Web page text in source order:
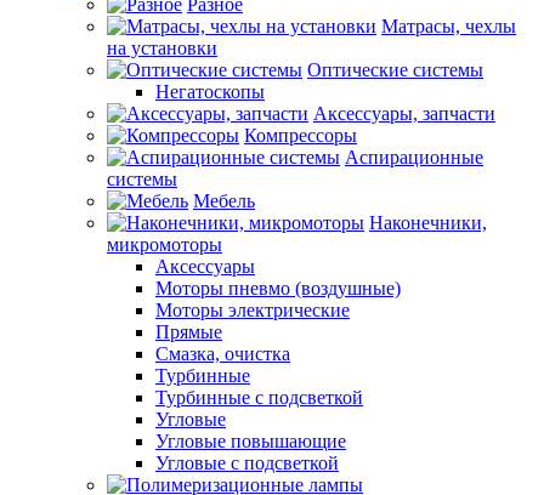
Разное
Матрасы, чехлы
на установки
Оптические системы
Негатоскопы
Аксессуары, запчасти
Компрессоры
Аспирационные
системы
Мебель
Наконечники,
микромоторы
Аксессуары
Моторы пневмо (воздушные)
Моторы электрические
Прямые
Смазка, очистка
Турбинные
Турбинные с подсветкой
Угловые
Угловые повышающие
Угловые с подсветкой